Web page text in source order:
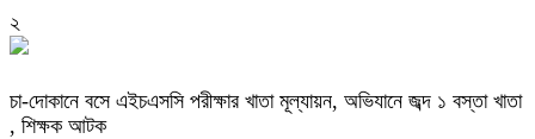
২
চা-দোকানে বসে এইচএসসি পরীক্ষার খাতা মূল্যায়ন, অভিযানে জব্দ ১ বস্তা খাতা
, শিক্ষক আটক